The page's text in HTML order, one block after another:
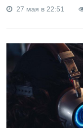
27 мая в 22:51